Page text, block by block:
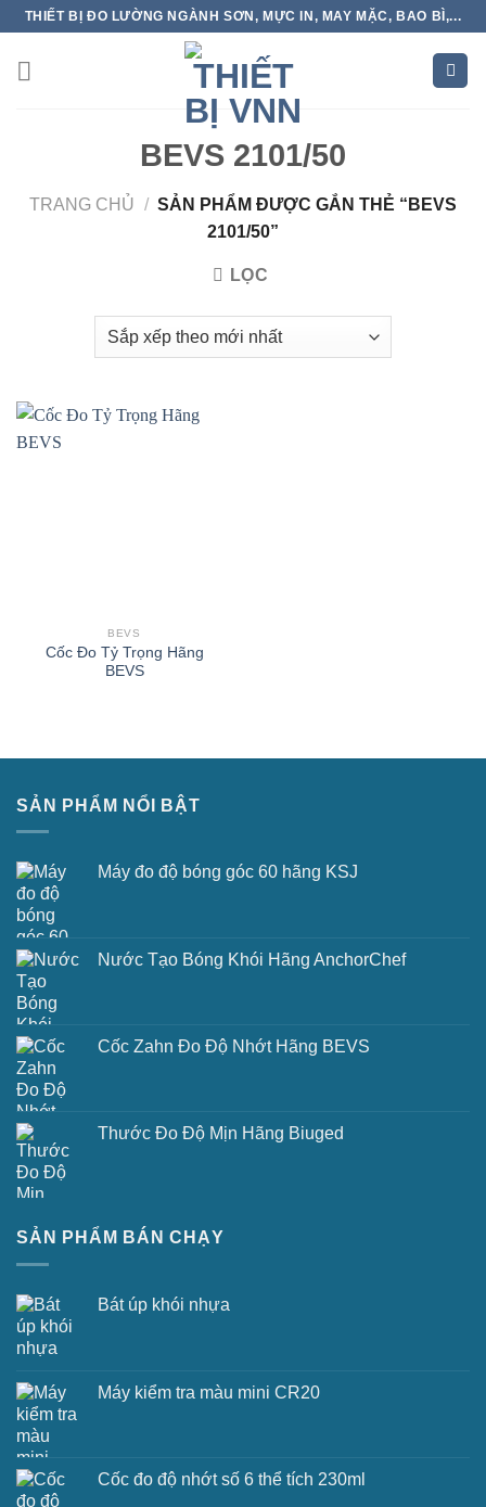
Skip
content
THIẾT BỊ ĐO LƯỜNG NGÀNH SƠN, MỰC IN, MAY MẶC, BAO BÌ,...
BEVS 2101/50
TRANG CHỦ / SẢN PHẨM ĐƯỢC GẮN THẺ “BEVS
2101/50”
LỌC
BEVS
Cốc Đo Tỷ Trọng Hãng
BEVS
SẢN PHẨM NỔI BẬT
Máy đo độ bóng góc 60 hãng KSJ
Nước Tạo Bóng Khói Hãng AnchorChef
Cốc Zahn Đo Độ Nhớt Hãng BEVS
Thước Đo Độ Mịn Hãng Biuged
SẢN PHẨM BÁN CHẠY
Bát úp khói nhựa
Máy kiểm tra màu mini CR20
Cốc đo độ nhớt số 6 thể tích 230ml